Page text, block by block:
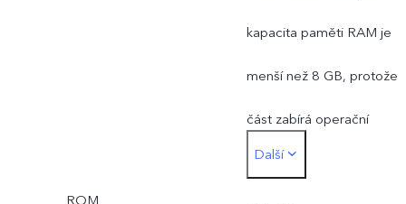
kapacita paměti RAM je
menší než 8 GB, protože
část zabírá operační
systém a předinstalované
Další